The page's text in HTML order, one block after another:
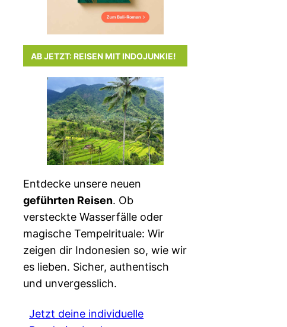
AB JETZT: REISEN MIT INDOJUNKIE!
Entdecke unsere neuen
geführten Reisen. Ob
versteckte Wasserfälle oder
magische Tempelrituale: Wir
zeigen dir Indonesien so, wie wir
es lieben. Sicher, authentisch
und unvergesslich.
Jetzt deine individuelle